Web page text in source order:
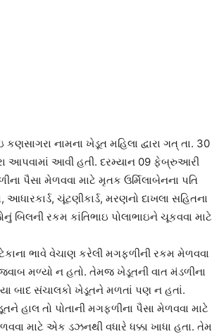
નામના ખેડૂત મહિલા દ્વારા ગત્ તા. 30
આપવામાં આવી હતી. દરમ્યાન 09 ફેબ્રુઆરી
પૈસા મેળવવા માટે મૃતક ઉર્મિલાબેનના પતિ
ચૂંટણીકાર્ડ, મરણનો દાખલા સહિતના
બિલની રકમ કાંતિભાઇ પોલાભાઇને ચૂકવવા માટે
ભાવે વેચાણ કરેલી મગફળીની રકમ મેળવવા
જવાબ મળ્યો ન હતો. તેમજ ખેડૂતની વાત મંડળીના
બાદ સંચાલકો ખેડૂતને મળતાં પણ ન હતાં.
હાલ તો પોતાની મગફળીના પૈસા મેળવવા માટે
માટે એક ડઝનથી વધારે ધક્કા ખાધા હતા. તેમ